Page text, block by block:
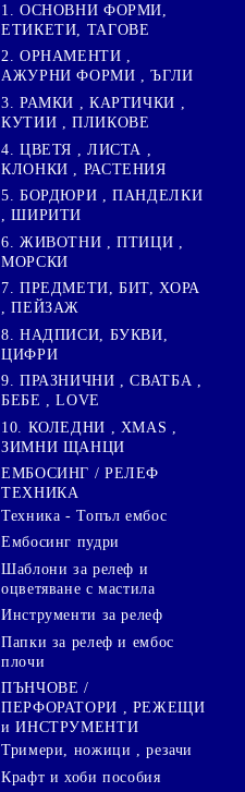
1. ОСНОВНИ ФОРМИ,
ЕТИКЕТИ, ТАГОВЕ
2. ОРНАМЕНТИ ,
АЖУРНИ ФОРМИ , ЪГЛИ
3. РАМКИ , КАРТИЧКИ ,
КУТИИ , ПЛИКОВЕ
4. ЦВЕТЯ , ЛИСТА ,
КЛОНКИ , РАСТЕНИЯ
5. БОРДЮРИ , ПАНДЕЛКИ
, ШИРИТИ
6. ЖИВОТНИ , ПТИЦИ ,
МОРСКИ
7. ПРЕДМЕТИ, БИТ, ХОРА
, ПЕЙЗАЖ
8. НАДПИСИ, БУКВИ,
ЦИФРИ
9. ПРАЗНИЧНИ , СВАТБА ,
БЕБЕ , LOVE
10. КОЛЕДНИ , XMAS ,
ЗИМНИ ЩАНЦИ
ЕМБОСИНГ / РЕЛЕФ
ТЕХНИКА
Техника - Топъл ембос
Ембосинг пудри
Шаблони за релеф и
оцветяване с мастила
Инструменти за релеф
Папки за релеф и ембос
плочи
ПЪНЧОВЕ /
ПЕРФОРАТОРИ , РЕЖЕЩИ
и ИНСТРУМЕНТИ
Тримери, ножици , резачи
Крафт и хоби пособия